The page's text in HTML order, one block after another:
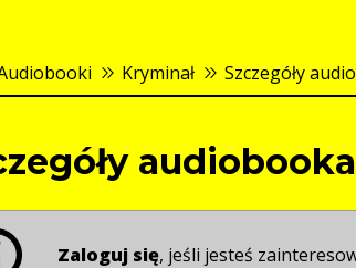
Kryminał Szczegóły
audiobooka
Zaloguj się, jeśli jesteś